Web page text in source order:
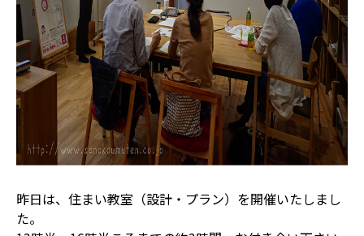
昨日は、住まい教室（設計・プラン）を開催いたしまし
た。